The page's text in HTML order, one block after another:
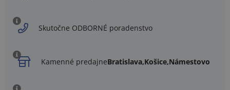
Skutočne ODBORNÉ poradenstvo
Kamenné predajneBratislava,Košice,Námestovo